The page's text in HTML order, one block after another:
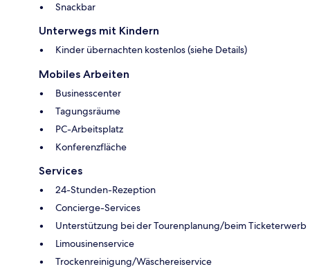
Snackbar
Unterwegs mit Kindern
Kinder übernachten kostenlos (siehe Details)
Mobiles Arbeiten
Businesscenter
Tagungsräume
PC-Arbeitsplatz
Konferenzfläche
Services
24-Stunden-Rezeption
Concierge-Services
Unterstützung bei der Tourenplanung/beim Ticketerwerb
Limousinenservice
Trockenreinigung/Wäschereiservice